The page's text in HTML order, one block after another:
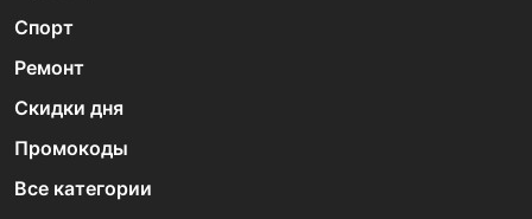
Спорт
Ремонт
Скидки дня
Промокоды
Все категории